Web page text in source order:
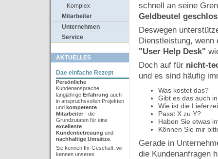
Komplex
Mitarbeiter
Unternehmen
Service
AKTUELLES
Dae einfache Rezept
Persönliche
Kundenansprache,
langjährige Erfahrung auch
in anspruchsvollen Projekten
und kompetente
Mitarbeiter - die
Grundzutaten für eine
excellente
Kundenbetreuung und
nachhaltige Umsätze
Sie kennen Ihr Geschäft, wir
kennen unseres.
schnell an seine
Geldbeutel
Deswegen
Dienstleistung,
"User Help Desk"
Doch auf für nicht-
und es sind häufig
Was kostet das?
Gibt es das auch
Wie ist die
Passt X zu Y?
Haben Sie etwas
Können Sie mir
Gerade in
die Kundenanfragen